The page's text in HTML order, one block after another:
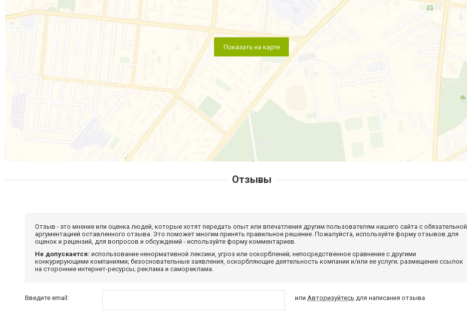
Показать на карте
Отзывы
Отзыв - это мнение или оценка людей, которые хотят передать опыт или впечатления другим пользователям нашего сайта с обязательной
аргументацией оставленного отзыва. Это поможет многим принять правильное решение. Пожалуйста, используйте форму отзывов для
оценок и рецензий, для вопросов и обсуждений - используйте форму комментариев.
Не допускается: использование ненормативной лексики, угроз или оскорблений; непосредственное сравнение с другими
конкурирующими компаниями; безосновательные заявления, оскорбляющие деятельность компании и/или ее услуги; размещение ссылок
на сторонние интернет-ресурсы; реклама и самореклама.
Введите email: или Авторизуйтесь для написания отзыва